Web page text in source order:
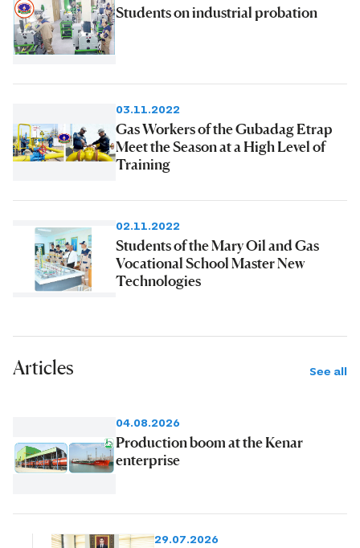
Students on industrial probation
03.11.2022
Gas Workers of the Gubadag Etrap
Meet the Season at a High Level of
Training
02.11.2022
Students of the Mary Oil and Gas
Vocational School Master New
Technologies
Articles See all
04.08.2026
Production boom at the Kenar
enterprise
29.07.2026